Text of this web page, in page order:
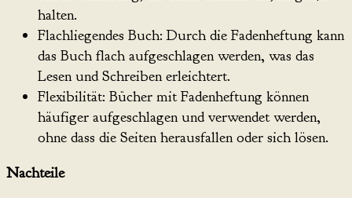
halten.
Flachliegendes Buch: Durch die Fadenheftung kann
das Buch flach aufgeschlagen werden, was das
Lesen und Schreiben erleichtert.
Flexibilität: Bücher mit Fadenheftung können
häufiger aufgeschlagen und verwendet werden,
ohne dass die Seiten herausfallen oder sich lösen.
Nachteile